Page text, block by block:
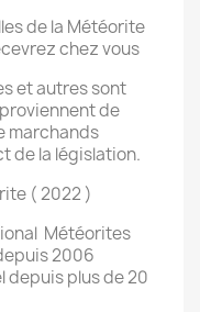
de la Météorite
chez vous
et autres sont
de
marchands
de la législation.
( 2022 )
Météorites
2006
plus de 20